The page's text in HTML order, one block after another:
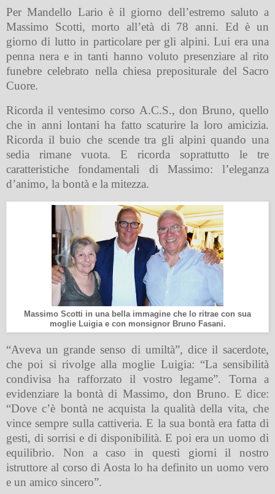
Per Mandello Lario è il giorno dell’estremo saluto a
Massimo Scotti, morto all’età di 78 anni. Ed è un
giorno di lutto in particolare per gli alpini. Lui era una
penna nera e in tanti hanno voluto presenziare al rito
funebre celebrato nella chiesa prepositurale del Sacro
Cuore.
Ricorda il ventesimo corso A.C.S., don Bruno, quello
che in anni lontani ha fatto scaturire la loro amicizia.
Ricorda il buio che scende tra gli alpini quando una
sedia rimane vuota. E ricorda soprattutto le tre
caratteristiche fondamentali di Massimo: l’eleganza
d’animo, la bontà e la mitezza.
Massimo Scotti in una bella immagine che lo ritrae con sua
moglie Luigia e con monsignor Bruno Fasani.
“Aveva un grande senso di umiltà”, dice il sacerdote,
che poi si rivolge alla moglie Luigia: “La sensibilità
condivisa ha rafforzato il vostro legame”. Torna a
evidenziare la bontà di Massimo, don Bruno. E dice:
“Dove c’è bontà ne acquista la qualità della vita, che
vince sempre sulla cattiveria. E la sua bontà era fatta di
gesti, di sorrisi e di disponibilità. E poi era un uomo di
equilibrio. Non a caso in questi giorni il nostro
istruttore al corso di Aosta lo ha definito un uomo vero
e un amico sincero”.